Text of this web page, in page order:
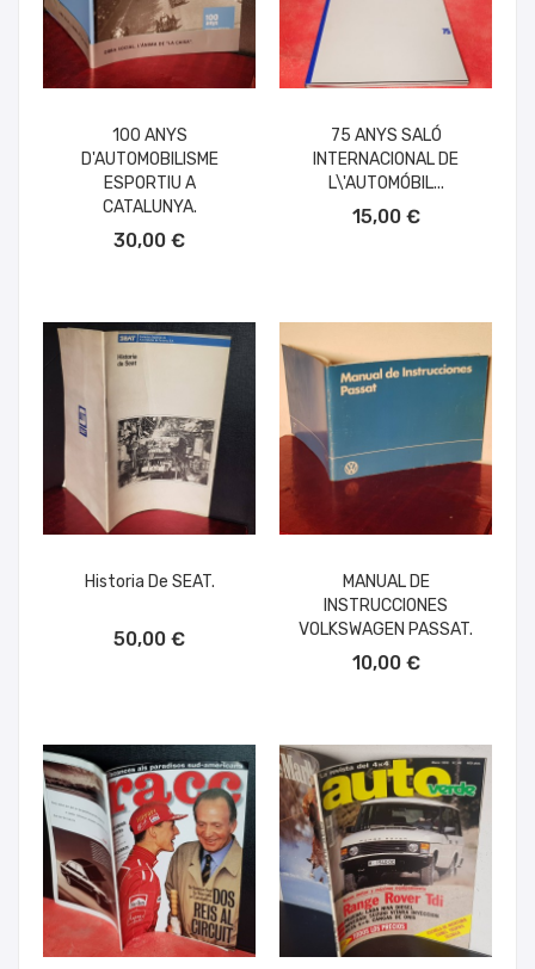
100 ANYS
D'AUTOMOBILISME
ESPORTIU A
CATALUNYA.
30,00 €
75 ANYS SALÓ
INTERNACIONAL DE
L\'AUTOMÓBIL...
15,00 €
Historia De SEAT.
50,00 €
MANUAL DE
INSTRUCCIONES
VOLKSWAGEN PASSAT.
10,00 €